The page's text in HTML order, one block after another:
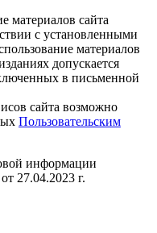
сайта
с установленными
материалов
допускается
в письменной
сайта возможно
Пользовательским
информации
27.04.2023 г.